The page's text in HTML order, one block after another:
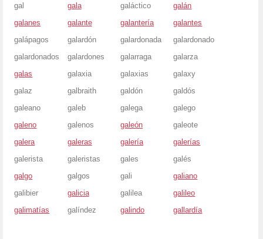
gal
gala galáctico
galán
galanes
galante galantería
galantes
galápagos
galardón galardonada
galardonado
galardonados
galardones galarraga
galarza
galas
galaxia galaxias
galaxy
galaz
galbraith galdón
galdós
galeano
galeb galega
galego
galeno
galenos galeón
galeote
galera
galeras galería
galerías
galerista
galeristas gales
galés
galgo
galgos gali
galiano
galibier
galicia galilea
galileo
galimatías
galíndez galindo gallardía